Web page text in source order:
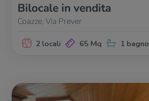
Bilocale in vendita
Coazze, Via Prever
2 locali 65 Mq 1 bagno